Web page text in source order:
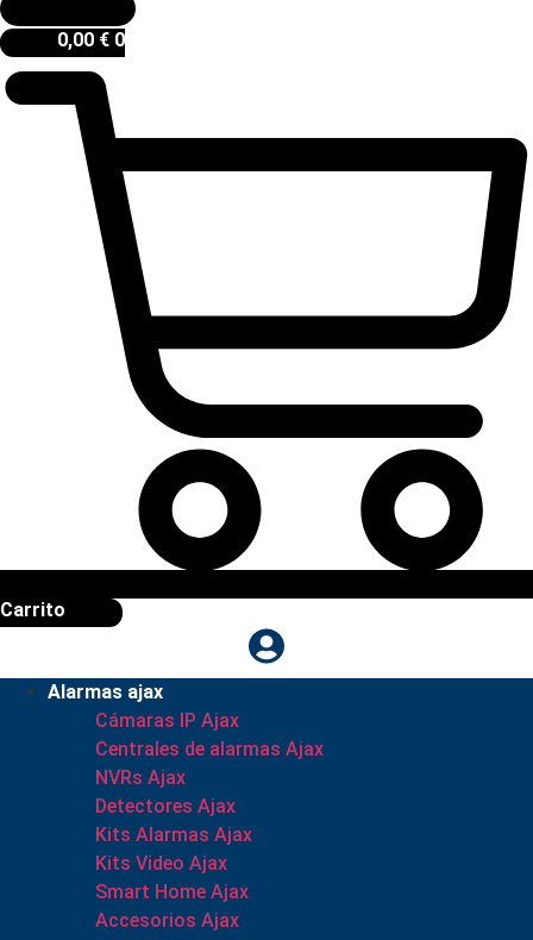
0,00 € 0
Carrito
Alarmas ajax
Cámaras IP Ajax
Centrales de alarmas Ajax
NVRs Ajax
Detectores Ajax
Kits Alarmas Ajax
Kits Video Ajax
Smart Home Ajax
Accesorios Ajax